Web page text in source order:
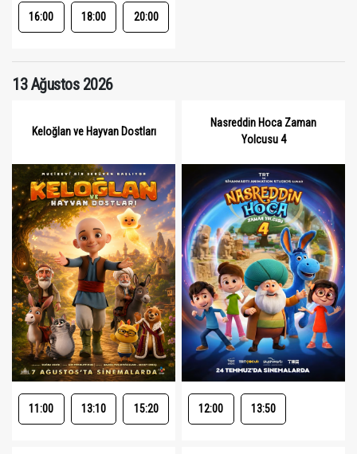
16:00 18:00 20:00
13 Ağustos 2026
Keloğlan ve Hayvan Dostları
11:00 13:10 15:20
Nasreddin Hoca Zaman
Yolcusu 4
12:00 13:50